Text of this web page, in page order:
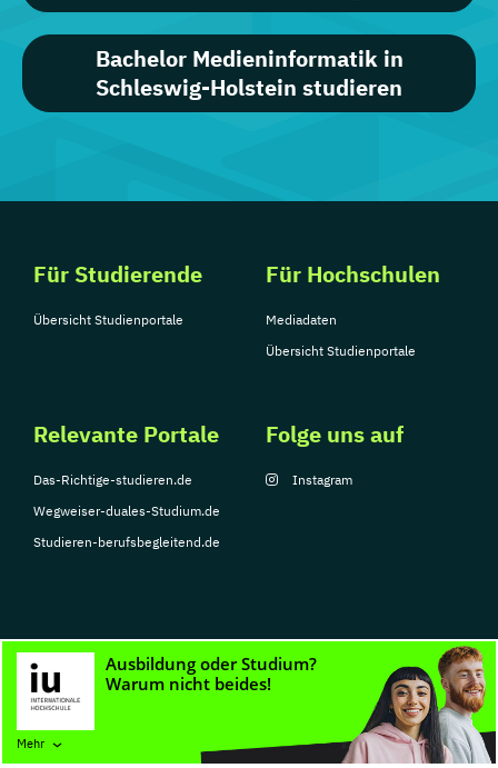
Mehr
Bachelor Medieninformatik in
Schleswig-Holstein studieren
Für Studierende
Übersicht Studienportale
Für Hochschulen
Mediadaten
Übersicht Studienportale
Relevante Portale
Das-Richtige-studieren.de
Wegweiser-duales-Studium.de
Studieren-berufsbegleitend.de
Folge uns auf
Instagram
© Copyright 2026, TarGroup Media GmbH
Nutzungsbedingungen